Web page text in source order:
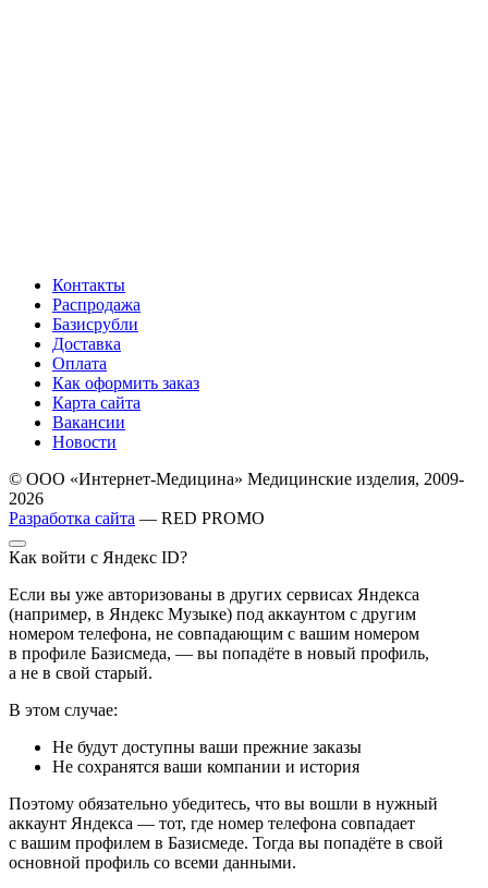
Контакты
Распродажа
Базисрубли
Доставка
Оплата
Как оформить заказ
Карта сайта
Вакансии
Новости
© ООО «Интернет-Медицина» Медицинские изделия, 2009-
2026
Разработка сайта — RED PROMO
Как войти с Яндекс ID?
Если вы уже авторизованы в других сервисах Яндекса
(например, в Яндекс Музыке) под аккаунтом с другим
номером телефона, не совпадающим с вашим номером
в профиле Базисмеда, — вы попадёте в новый профиль,
а не в свой старый.
В этом случае:
Не будут доступны ваши прежние заказы
Не сохранятся ваши компании и история
Поэтому обязательно убедитесь, что вы вошли в нужный
аккаунт Яндекса — тот, где номер телефона совпадает
с вашим профилем в Базисмеде. Тогда вы попадёте в свой
основной профиль со всеми данными.